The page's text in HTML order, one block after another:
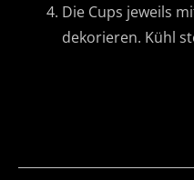
Die Cups jeweils
dekorieren. Kühl